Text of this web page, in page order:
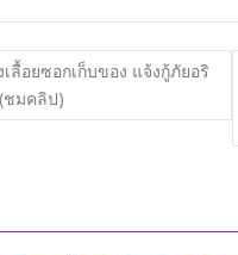
ลื้อยซอกเก็บของ แจ้งกู้ภัยอริ
ชมคลิป)